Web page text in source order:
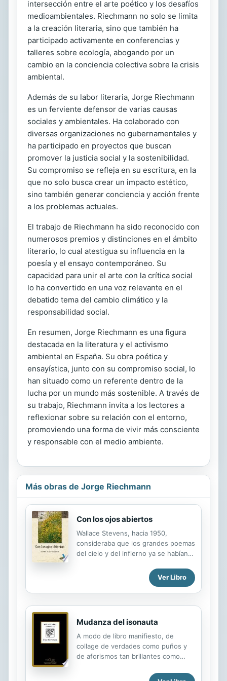
intersección entre el arte poético y los desafíos
medioambientales. Riechmann no solo se limita
a la creación literaria, sino que también ha
participado activamente en conferencias y
talleres sobre ecología, abogando por un
cambio en la conciencia colectiva sobre la crisis
ambiental.
Además de su labor literaria, Jorge Riechmann
es un ferviente defensor de varias causas
sociales y ambientales. Ha colaborado con
diversas organizaciones no gubernamentales y
ha participado en proyectos que buscan
promover la justicia social y la sostenibilidad.
Su compromiso se refleja en su escritura, en la
que no solo busca crear un impacto estético,
sino también generar conciencia y acción frente
a los problemas actuales.
El trabajo de Riechmann ha sido reconocido con
numerosos premios y distinciones en el ámbito
literario, lo cual atestigua su influencia en la
poesía y el ensayo contemporáneo. Su
capacidad para unir el arte con la crítica social
lo ha convertido en una voz relevante en el
debatido tema del cambio climático y la
responsabilidad social.
En resumen, Jorge Riechmann es una figura
destacada en la literatura y el activismo
ambiental en España. Su obra poética y
ensayística, junto con su compromiso social, lo
han situado como un referente dentro de la
lucha por un mundo más sostenible. A través de
su trabajo, Riechmann invita a los lectores a
reflexionar sobre su relación con el entorno,
promoviendo una forma de vivir más consciente
y responsable con el medio ambiente.
Más obras de Jorge Riechmann
Con los ojos abiertos
Wallace Stevens, hacia 1950,
consideraba que los grandes poemas
del cielo y del infierno ya se habían
permanecía inédito. Quizá nuestra
aparente incapacidad para morar
sobre este planeta sin dañarlo
irreversiblemente tenga algo que ver
paradójica— en el ámbito de la
poesía. Vivir en esta tierra/ Tierra,
sin trascendencias falsas –ni
escapatoria al cosmos, ni adoración
comparten el ecologismo y la poesía
Ver Libro
Mudanza del isonauta
A modo de libro manifiesto, de
collage de verdades como puños y
de aforismos tan brillantes como
Jorge Riechmann es un verdadero